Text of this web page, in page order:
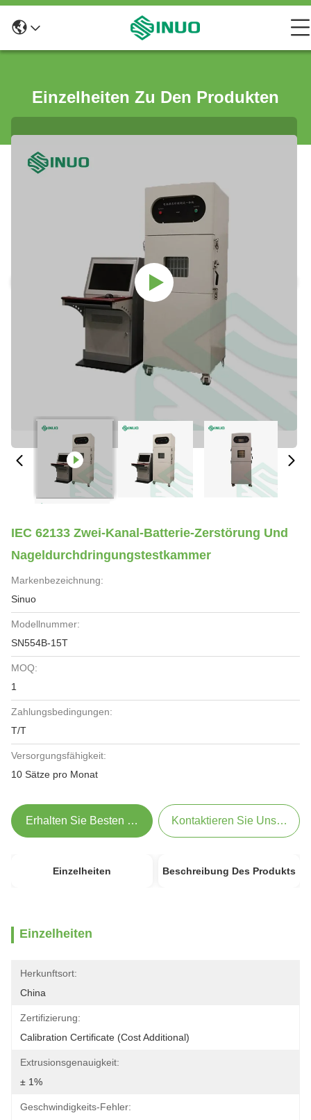
Einzelheiten Zu Den Produkten
IEC 62133 Zwei-Kanal-Batterie-Zerstörung Und
Nageldurchdringungstestkammer
Markenbezeichnung:
Sinuo
Modellnummer:
SN554B-15T
MOQ:
1
Zahlungsbedingungen:
T/T
Versorgungsfähigkeit:
10 Sätze pro Monat
Erhalten Sie Besten Preis Kontaktieren Sie Uns Jetzt
Einzelheiten Beschreibung Des Produkts
Einzelheiten
Herkunftsort:
China
Zertifizierung:
Calibration Certificate (Cost Additional)
Extrusionsgenauigkeit:
± 1%
Geschwindigkeits-Fehler: